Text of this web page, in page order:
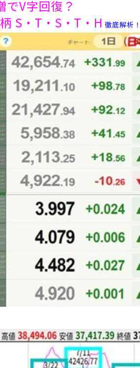
でV字回復？
S・T・S・T・H 徹底解析！